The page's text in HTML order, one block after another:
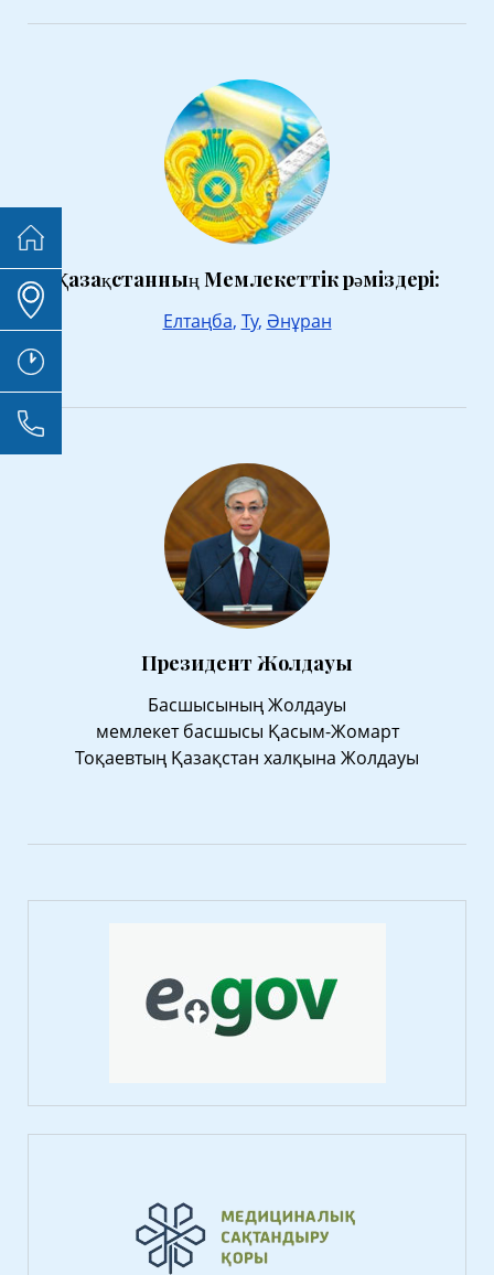
Қазақстанның Мемлекеттік рәміздері:
Елтаңба, Ту, Әнұран
Президент Жолдауы
Басшысының Жолдауы
мемлекет басшысы Қасым-Жомарт
Тоқаевтың Қазақстан халқына Жолдауы